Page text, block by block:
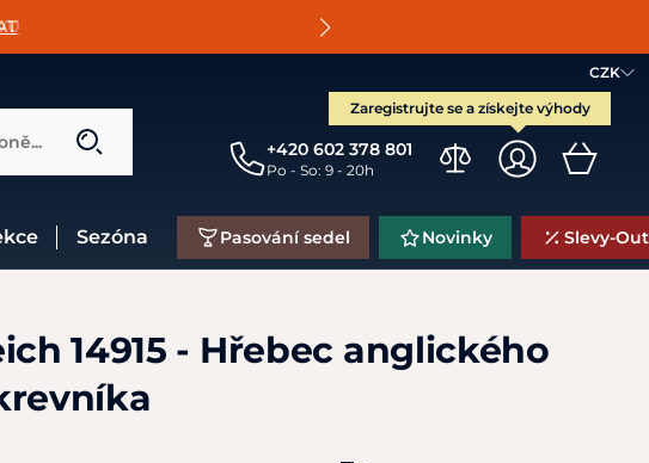
CZK
Zaregistrujte se a získejte výhody
+420 602 378 801
Po - So: 9 - 20h
Sezóna Pasování sedel Novinky Slevy-
14915 - Hřebec anglického